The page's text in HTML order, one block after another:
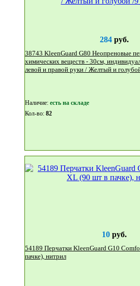
284руб.
38743 KleenGuard G80 Неопреновые перчатки для защиты от
химических веществ - 30см,
Наличие: eсть на складе
Кол-во: 82
10руб.
54189 Перчатки KleenGuard G10
пачке), нитрил